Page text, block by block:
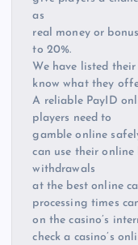
as
real money or
to 20%.
We have listed
know what they
A reliable PayID
players need to
gamble online
can use their
withdrawals
at the best online
processing times
on the casino’s
check a casino’s